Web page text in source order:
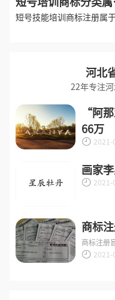
第几类-乐器培训行
短号技能培训商标注册属
河北
22年专注
“阿
66万
2021-
画家
2021-
商标
商标注册
2021-